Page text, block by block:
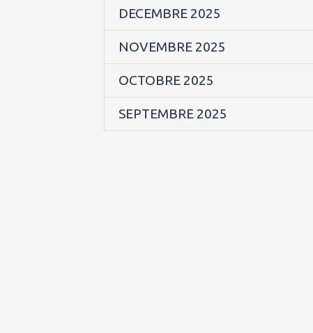
DECEMBRE 2025
NOVEMBRE 2025
OCTOBRE 2025
SEPTEMBRE 2025